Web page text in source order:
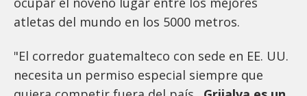
atletas del mundo en los 5000 metros.
"El corredor guatemalteco con sede en EE. UU.
necesita un permiso especial siempre que